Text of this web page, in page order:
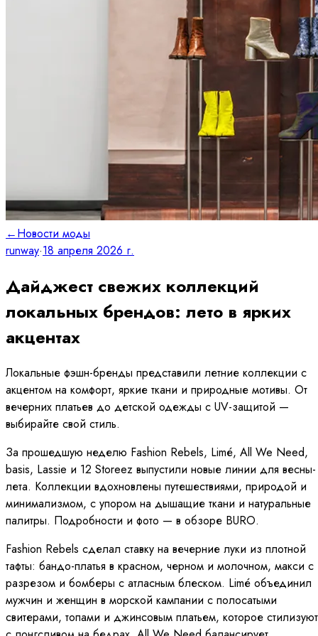
←Новости моды
runway·18 апреля 2026 г.
Дайджест свежих коллекций
локальных брендов: лето в ярких
акцентах
Локальные фэшн-бренды представили летние коллекции с
акцентом на комфорт, яркие ткани и природные мотивы. От
вечерних платьев до детской одежды с UV-защитой —
выбирайте свой стиль.
За прошедшую неделю Fashion Rebels, Limé, All We Need,
basis, Lassie и 12 Storeez выпустили новые линии для весны-
лета. Коллекции вдохновлены путешествиями, природой и
минимализмом, с упором на дышащие ткани и натуральные
палитры. Подробности и фото — в обзоре BURO.
Fashion Rebels сделал ставку на вечерние луки из плотной
тафты: бандо-платья в красном, черном и молочном, макси с
разрезом и бомберы с атласным блеском. Limé объединил
мужчин и женщин в морской кампании с полосатыми
свитерами, топами и джинсовым платьем, которое стилизуют